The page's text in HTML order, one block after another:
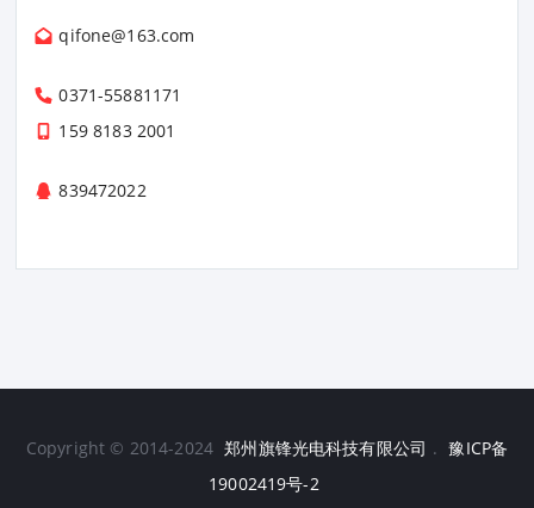
qifone@163.com
0371-55881171
159 8183 2001
839472022
Copyright © 2014-2024 郑州旗锋光电科技有限公司 . 豫ICP备
19002419号-2